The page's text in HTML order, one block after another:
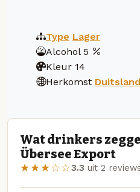
Type Lager
Alcohol 5
Kleur 14
Herkomst Duitsland
Wat drinkers
Übersee Export
★★★☆☆3.3 uit 2